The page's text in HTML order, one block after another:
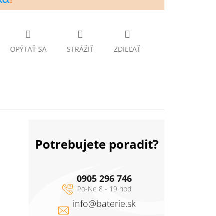
OPÝTAŤ SA STRÁŽIŤ ZDIEĽAŤ
Potrebujete poradiť?
info@baterie.sk
0905 296 746